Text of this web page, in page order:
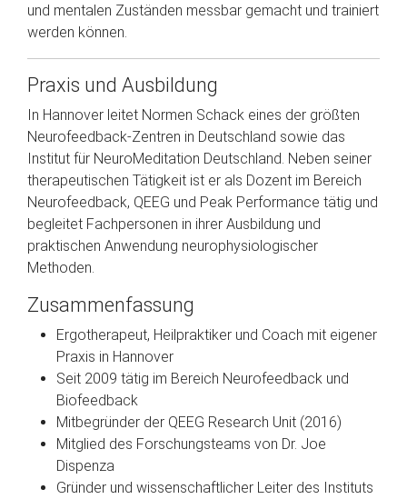
und mentalen Zuständen messbar gemacht und trainiert
werden können.
Praxis und Ausbildung
In Hannover leitet Normen Schack eines der größten
Neurofeedback-Zentren in Deutschland sowie das
Institut für NeuroMeditation Deutschland. Neben seiner
therapeutischen Tätigkeit ist er als Dozent im Bereich
Neurofeedback, QEEG und Peak Performance tätig und
begleitet Fachpersonen in ihrer Ausbildung und
praktischen Anwendung neurophysiologischer
Methoden.
Zusammenfassung
Ergotherapeut, Heilpraktiker und Coach mit eigener
Praxis in Hannover
Seit 2009 tätig im Bereich Neurofeedback und
Biofeedback
Mitbegründer der QEEG Research Unit (2016)
Mitglied des Forschungsteams von Dr. Joe
Dispenza
Gründer und wissenschaftlicher Leiter des Instituts